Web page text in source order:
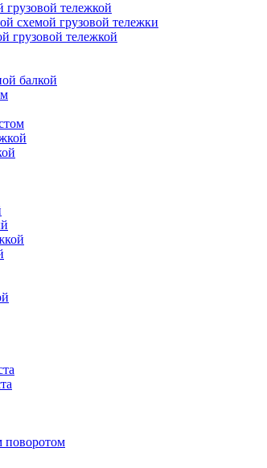
грузовой тележкой
схемой грузовой тележки
грузовой тележкой
балкой
поворотом